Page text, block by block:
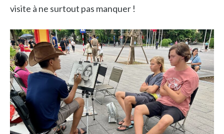
visite à ne surtout pas manquer !